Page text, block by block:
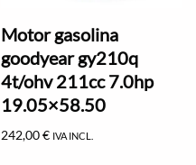
Motor gasolina
goodyear gy210q
4t/ohv 211cc 7.0hp
19.05×58.50
242,00€ IVA INCL.